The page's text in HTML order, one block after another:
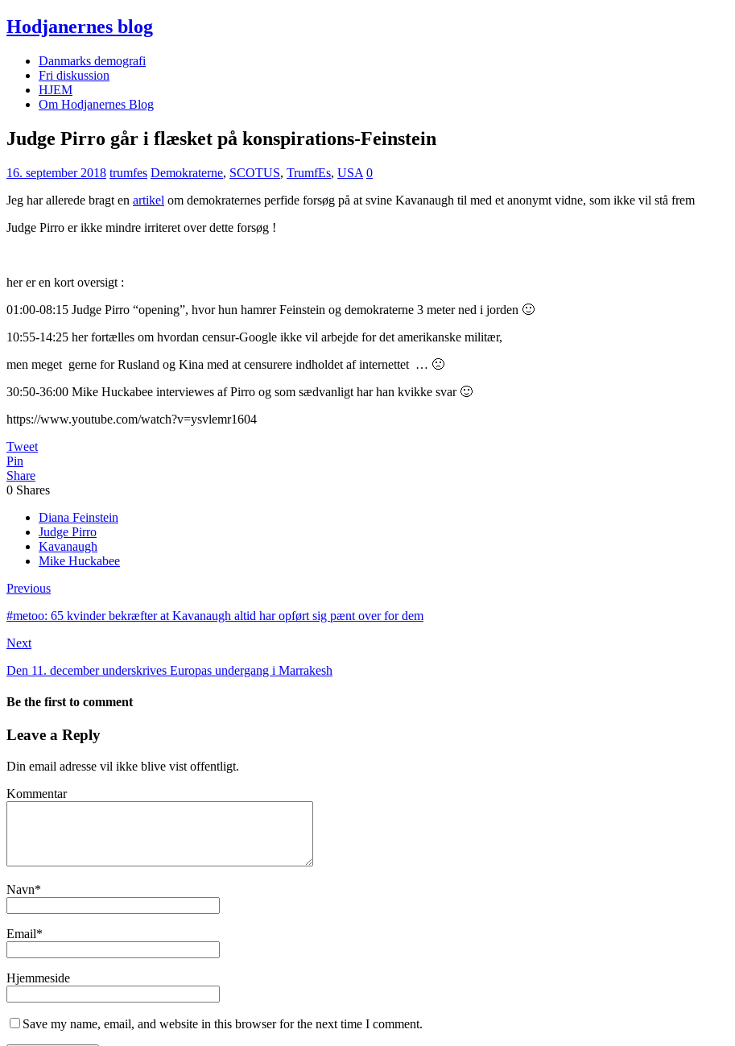
Hodjanernes blog
Danmarks demografi
Fri diskussion
HJEM
Om Hodjanernes Blog
Judge Pirro går i flæsket på konspirations-Feinstein
16. september 2018 trumfes Demokraterne, SCOTUS, TrumfEs, USA 0
Jeg har allerede bragt en artikel om demokraternes perfide forsøg på at svine Kavanaugh til med et anonymt vidne, som ikke vil stå frem
Judge Pirro er ikke mindre irriteret over dette forsøg !
her er en kort oversigt :
01:00-08:15 Judge Pirro “opening”, hvor hun hamrer Feinstein og demokraterne 3 meter ned i jorden 🙂
10:55-14:25 her fortælles om hvordan censur-Google ikke vil arbejde for det amerikanske militær,
men meget gerne for Rusland og Kina med at censurere indholdet af internettet … 🙁
30:50-36:00 Mike Huckabee interviewes af Pirro og som sædvanligt har han kvikke svar 🙂
https://www.youtube.com/watch?v=ysvlemr1604
Tweet
Pin
Share
0 Shares
Diana Feinstein
Judge Pirro
Kavanaugh
Mike Huckabee
Previous
#metoo: 65 kvinder bekræfter at Kavanaugh altid har opført sig pænt over for dem
Next
Den 11. december underskrives Europas undergang i Marrakesh
Be the first to comment
Leave a Reply
Din email adresse vil ikke blive vist offentligt.
Kommentar
Navn*
Email*
Hjemmeside
Save my name, email, and website in this browser for the next time I comment.